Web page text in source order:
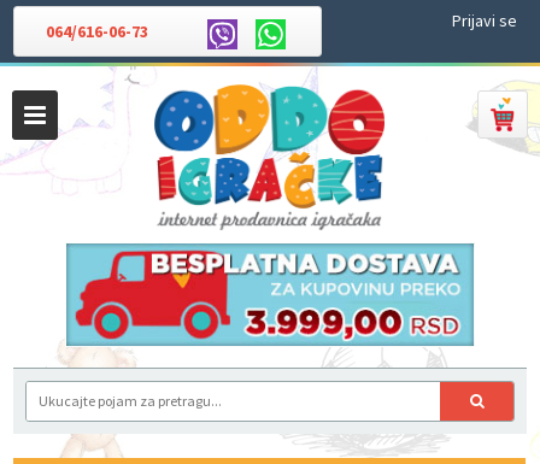
064/616-06-73 Prijavi se